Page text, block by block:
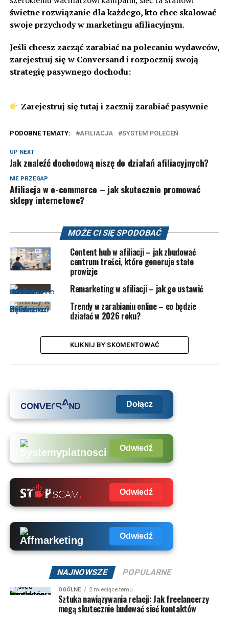
świetne rozwiązanie dla każdego, kto chce skalować
swoje przychody w marketingu afiliacyjnym.
Jeśli chcesz zacząć zarabiać na polecaniu wydawców,
zarejestruj się w Conversand i rozpocznij swoją
strategię pasywnego dochodu:
Zarejestruj się tutaj i zacznij zarabiać pasywnie
PODOBNE TEMATY: AFILIACJA SYSTEM POLECEŃ
UP NEXT
Jak znaleźć dochodową niszę do działań afiliacyjnych?
NIE PRZEGAP
Afiliacja w e-commerce – jak skutecznie promować
sklepy internetowe?
MOŻE CI SIĘ SPODOBAĆ
Content hub w afiliacji – jak zbudować
centrum treści, które generuje stałe
prowizje
Remarketing w afiliacji – jak go ustawić
Trendy w zarabianiu online – co będzie
działać w 2026 roku?
KLIKNIJ BY SKOMENTOWAĆ
Dołącz
Odwiedź
Odwiedź
Odwiedź
NAJNOWSZE POPULARNE
OGÓLNE 2 miesiące temu
Sztuka nawiązywania relacji: Jak freelancerzy
mogą skutecznie budować sieć kontaktów